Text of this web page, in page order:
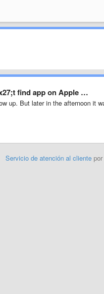
find app on Apple …
up. But later in the afternoon it
Servicio de atención al cliente